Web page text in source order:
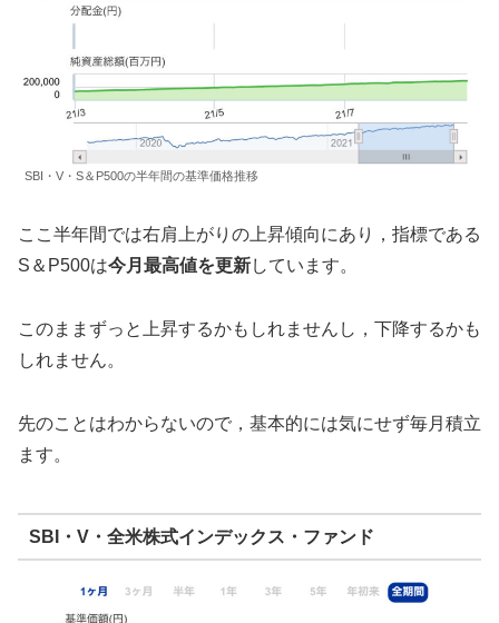
SBI・V・S＆P500の半年間の基準価格推移
ここ半年間では右肩上がりの上昇傾向にあり，指標である
S＆P500は今月最高値を更新しています。
このままずっと上昇するかもしれませんし，下降するかも
しれません。
先のことはわからないので，基本的には気にせず毎月積立
ます。
SBI・V・全米株式インデックス・ファンド